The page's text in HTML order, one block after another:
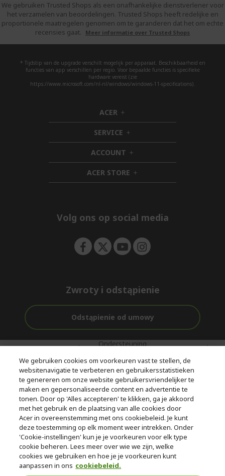
We gebruiken Trusted Shops als een onafhankelijke dienstverlener voor
het verzamelen van beoordelingen. Trusted Shops heeft redelijke en
proportionele maatregelen genomen om te garanderen dat het om echte
recensies gaat.
Meer informatie over Trusted Shops
* Tijdstip van de upgrade verschilt mogelijk per apparaat. Beschikbaarheid en
functies van app verschillen per regio. Voor bepaalde functies is specifieke
hardware vereist (zie
https://www.microsoft.com/nl-nl/windows/windows-11-specifications).
ACER h
i
d
d
e
n
SERVICE h
i
d
d
e
n
ACCOUNT h
i
d
d
ACER STORE h
i
e
Volg ons op social media
Zwroty i odstąpienie
Odstąpienie od umowy
Gratis
bezorging
Ondersteuning
aankoop
Met 0%
Rente
© 2026 Acer Inc.
CPYou BV is de erkende reseller van de producten en diensten die
in deze winkel worden aangeboden.
We gebruiken cookies om voorkeuren vast te stellen, de
websitenavigatie te verbeteren en gebruikersstatistieken
te genereren om onze website gebruikersvriendelijker te
maken en gepersonaliseerde content en advertentie te
tonen. Door op 'Alles accepteren' te klikken, ga je akkoord
met het gebruik en de plaatsing van alle cookies door
Acer in overeenstemming met ons cookiebeleid. Je kunt
deze toestemming op elk moment weer intrekken. Onder
'Cookie-instellingen' kun je je voorkeuren voor elk type
cookie beheren. Lees meer over wie we zijn, welke
cookies we gebruiken en hoe je je voorkeuren kunt
aanpassen in ons cookiebeleid.